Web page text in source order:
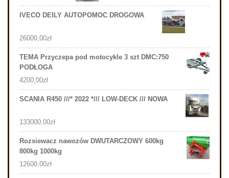
IVECO DEILY AUTOPOMOC DROGOWA
26000,00zł
TEMA Przyczepa pod motocykle 3 szt DMC:750
PODŁOGA
4200,00zł
SCANIA R450 ///* 2022 */// LOW-DECK /// NOWA
133000,00zł
Rozsiewacz nawozów DWUTARCZOWY 600kg
800kg 1000kg
12600,00zł